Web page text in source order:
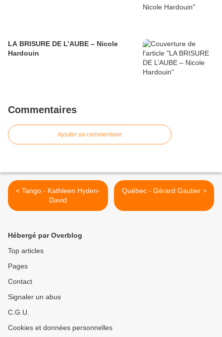
LA BRISURE DE L’AUBE – Nicole
Hardouin
Commentaires
Ajouter un commentaire
< Tango - Kathleen Hyden-
David
Québec - Gérard Gautier >
Hébergé par Overblog
Top articles
Pages
Contact
Signaler un abus
C.G.U.
Cookies et données personnelles